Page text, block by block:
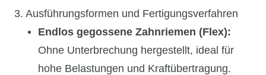
3. Ausführungsformen und Fertigungsverfahren
Endlos gegossene Zahnriemen (Flex):
Ohne Unterbrechung hergestellt, ideal für
hohe Belastungen und Kraftübertragung.